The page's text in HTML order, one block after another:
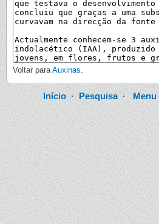
Voltar paraAuxinas.
Início·Pesquisa·Menu